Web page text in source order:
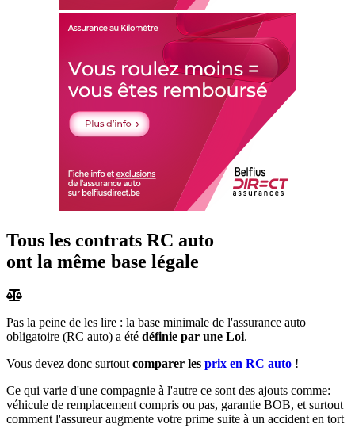
Tous les contrats RC auto
ont la même base légale
Pas la peine de les lire : la base minimale de l'assurance auto
obligatoire (RC auto) a été définie par une Loi.
Vous devez donc surtout comparer les prix en RC auto !
Ce qui varie d'une compagnie à l'autre ce sont des ajouts comme:
véhicule de remplacement compris ou pas, garantie BOB, et surtout
comment l'assureur augmente votre prime suite à un accident en tort